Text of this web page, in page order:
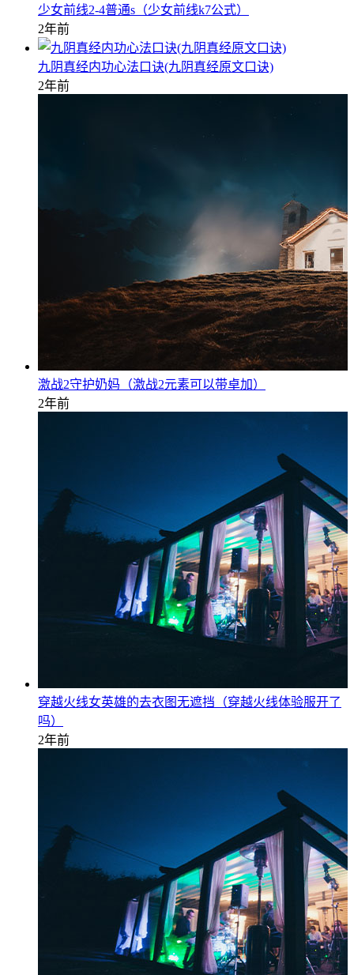
少女前线2-4普通s（少女前线k7公式）
2年前
九阴真经内功心法口诀(九阴真经原文口诀)
2年前
激战2守护奶妈（激战2元素可以带卓加）
2年前
穿越火线女英雄的去衣图无遮挡（穿越火线体验服开了
吗）
2年前